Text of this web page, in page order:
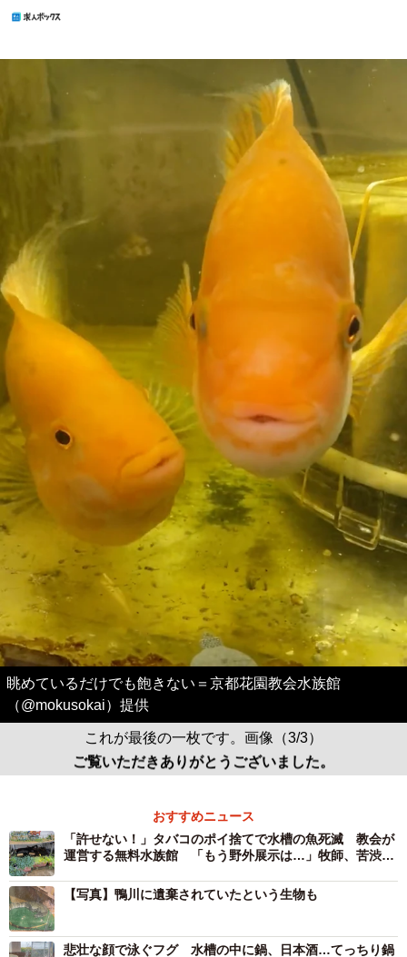
眺めているだけでも飽きない＝京都花園教会水族館
（@mokusokai）提供
これが最後の一枚です。画像（3/3）
ご覧いただきありがとうございました。
おすすめニュース
「許せない！」タバコのポイ捨てで水槽の魚死滅 教会が
運営する無料水族館 「もう野外展示は…」牧師、苦渋の
【写真】鴨川に遺棄されていたという生物も
悲壮な顔で泳ぐフグ 水槽の中に鍋、日本酒…てっちり鍋